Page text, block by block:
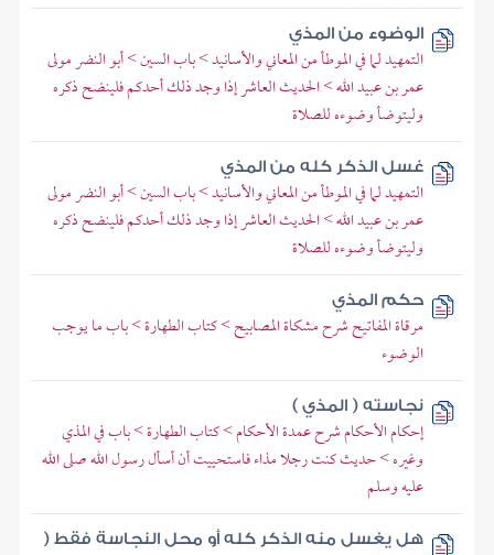
الوضوء من المذي
التمهيد لما في الموطأ من المعاني والأسانيد > باب السين > أبو النضر مولى
عمر بن عبيد الله > الحديث العاشر إذا وجد ذلك أحدكم فلينضح ذكره
وليتوضأ وضوءه للصلاة
غسل الذكر كله من المذي
التمهيد لما في الموطأ من المعاني والأسانيد > باب السين > أبو النضر مولى
عمر بن عبيد الله > الحديث العاشر إذا وجد ذلك أحدكم فلينضح ذكره
وليتوضأ وضوءه للصلاة
حكم المذي
مرقاة المفاتيح شرح مشكاة المصابيح > كتاب الطهارة > باب ما يوجب
الوضوء
نجاسته ( المذي )
إحكام الأحكام شرح عمدة الأحكام > كتاب الطهارة > باب في المذي
وغيره > حديث كنت رجلا مذاء فاستحييت أن أسأل رسول الله صلى الله
عليه وسلم
هل يغسل منه الذكر كله أو محل النجاسة فقط (